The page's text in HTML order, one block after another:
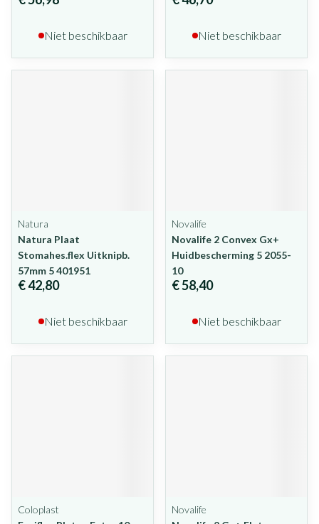
Niet beschikbaar Niet beschikbaar
Natura
Natura Plaat
Stomahes.flex Uitknipb.
57mm 5 401951
€ 42,80
Niet beschikbaar
Novalife
Novalife 2 Convex Gx+
Huidbescherming 5 2055-
10
€ 58,40
Niet beschikbaar
Coloplast
Novalife